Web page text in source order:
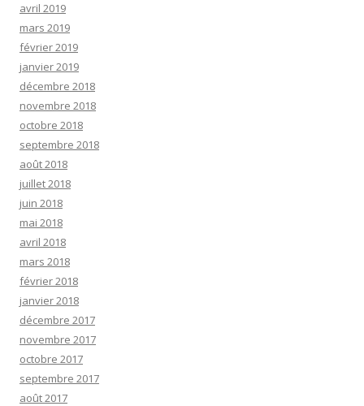
avril 2019
mars 2019
février 2019
janvier 2019
décembre 2018
novembre 2018
octobre 2018
septembre 2018
août 2018
juillet 2018
juin 2018
mai 2018
avril 2018
mars 2018
février 2018
janvier 2018
décembre 2017
novembre 2017
octobre 2017
septembre 2017
août 2017